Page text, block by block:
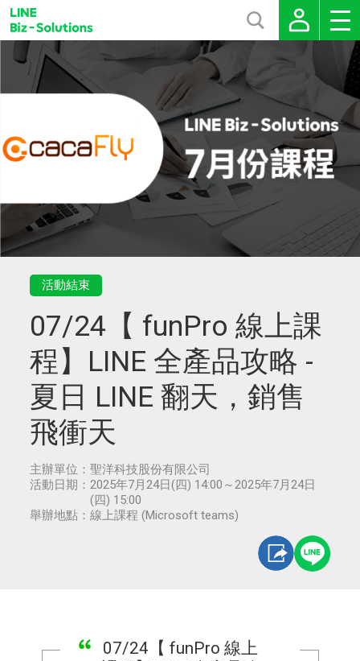
活動結束
07/24【 funPro 線上課
程】LINE 全產品攻略 -
夏日 LINE 翻天，銷售
飛衝天
主辦單位： 聖洋科技股份有限公司
活動日期： 2025年7月24日(四) 14:00～2025年7月24日
(四) 15:00
舉辦地點： 線上課程 (Microsoft teams)
07/24【 funPro 線上